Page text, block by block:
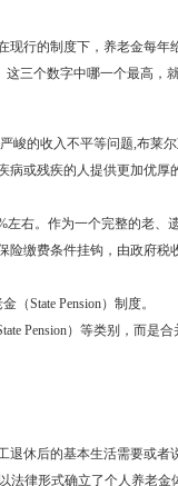
现行的制度下，养老金每年
这三个数字中哪一个最高，
峻的收入不平等问题,布莱
病或残疾的人提供更加优厚
右。作为一个完整的老、
险缴费条件挂钩，由政府税
State Pension）制度。
Pension）等类别，而是
退休后的基本生活需要或者
法律形式确立了个人养老金